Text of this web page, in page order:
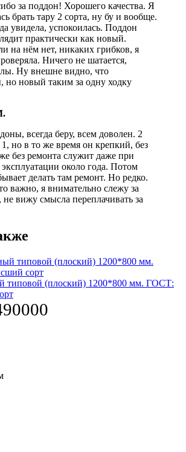
за поддон! Хорошего качества. Я
брать тару 2 сорта, ну бу и вообще.
увидела, успокоилась. Поддон
практически как новый.
на нём нет, никаких грибков, я
Ничего не шатается,
Ну внешне видно, что
но новый таким за одну ходку
всегда беру, всем доволен. 2
но в то же время он крепкий, без
без ремонта служит даже при
около года. Потом
делать там ремонт. Но редко.
важно, я внимательно слежу за
вижу смысла переплачивать за
типовой (плоский) 1200*800 мм. ГОСТ: